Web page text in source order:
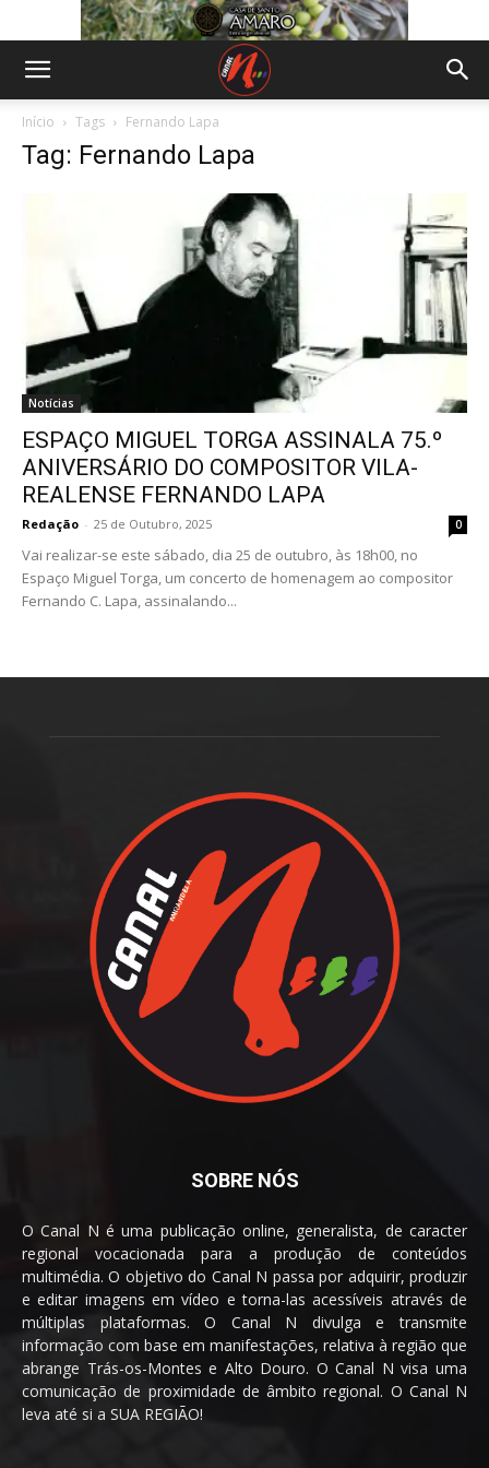
Início Tags Fernando Lapa
Tag: Fernando Lapa
Notícias
ESPAÇO MIGUEL TORGA ASSINALA 75.º
ANIVERSÁRIO DO COMPOSITOR VILA-
REALENSE FERNANDO LAPA
Redação - 25 de Outubro, 2025 0
Vai realizar-se este sábado, dia 25 de outubro, às 18h00, no
Espaço Miguel Torga, um concerto de homenagem ao compositor
Fernando C. Lapa, assinalando...
SOBRE NÓS
O Canal N é uma publicação online, generalista, de caracter
regional vocacionada para a produção de conteúdos
multimédia. O objetivo do Canal N passa por adquirir, produzir
e editar imagens em vídeo e torna-las acessíveis através de
múltiplas plataformas. O Canal N divulga e transmite
informação com base em manifestações, relativa à região que
abrange Trás-os-Montes e Alto Douro. O Canal N visa uma
comunicação de proximidade de âmbito regional. O Canal N
leva até si a SUA REGIÃO!